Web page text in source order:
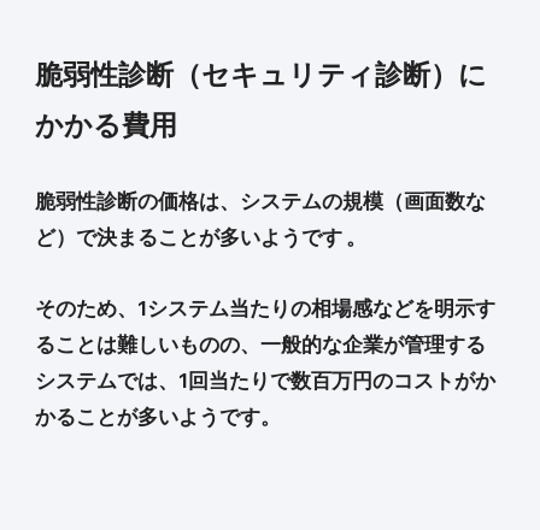
脆弱性診断（セキュリティ診断）に
かかる費用
脆弱性診断の価格は、システムの規模（画面数な
ど）で決まることが多いようです 。
そのため、1システム当たりの相場感などを明示す
ることは難しいものの、一般的な企業が管理する
システムでは、1回当たりで数百万円のコストがか
かることが多いようです。